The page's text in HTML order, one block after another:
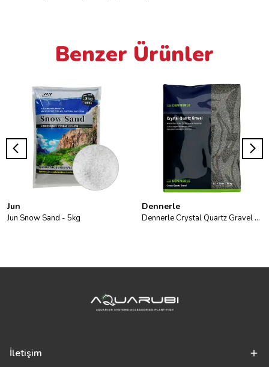
Benzer Ürünler
Jun
Jun Snow Sand - 5kg
Dennerle
Dennerle Crystal Quartz Gravel Diamond Black 10kg
İletişim